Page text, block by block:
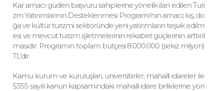
Kar amacı güden başvuru sahiplerine yönelik ilan edilen Turi
zm Yatırımlarının Desteklenmesi Programı’nın amacı; kış, do
ğa ve kültür turizmi sektöründe yeni yatırımların teşvik edilm
esi ve mevcut turizm işletmelerinin rekabet güçlerinin arttırıl
masıdır. Programın toplam bütçesi 8.000.000 (sekiz milyon)
TL’dir.
Kamu kurum ve kuruluşları, üniversiteler, mahalli idareler ile
5355 sayılı kanun kapsamındaki mahalli idare birliklerine yön